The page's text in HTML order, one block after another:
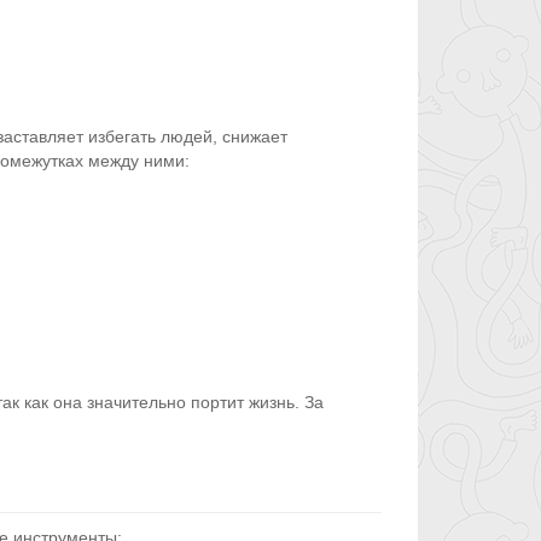
избегать людей, снижает
между ними:
как она значительно портит жизнь. За
инструменты: